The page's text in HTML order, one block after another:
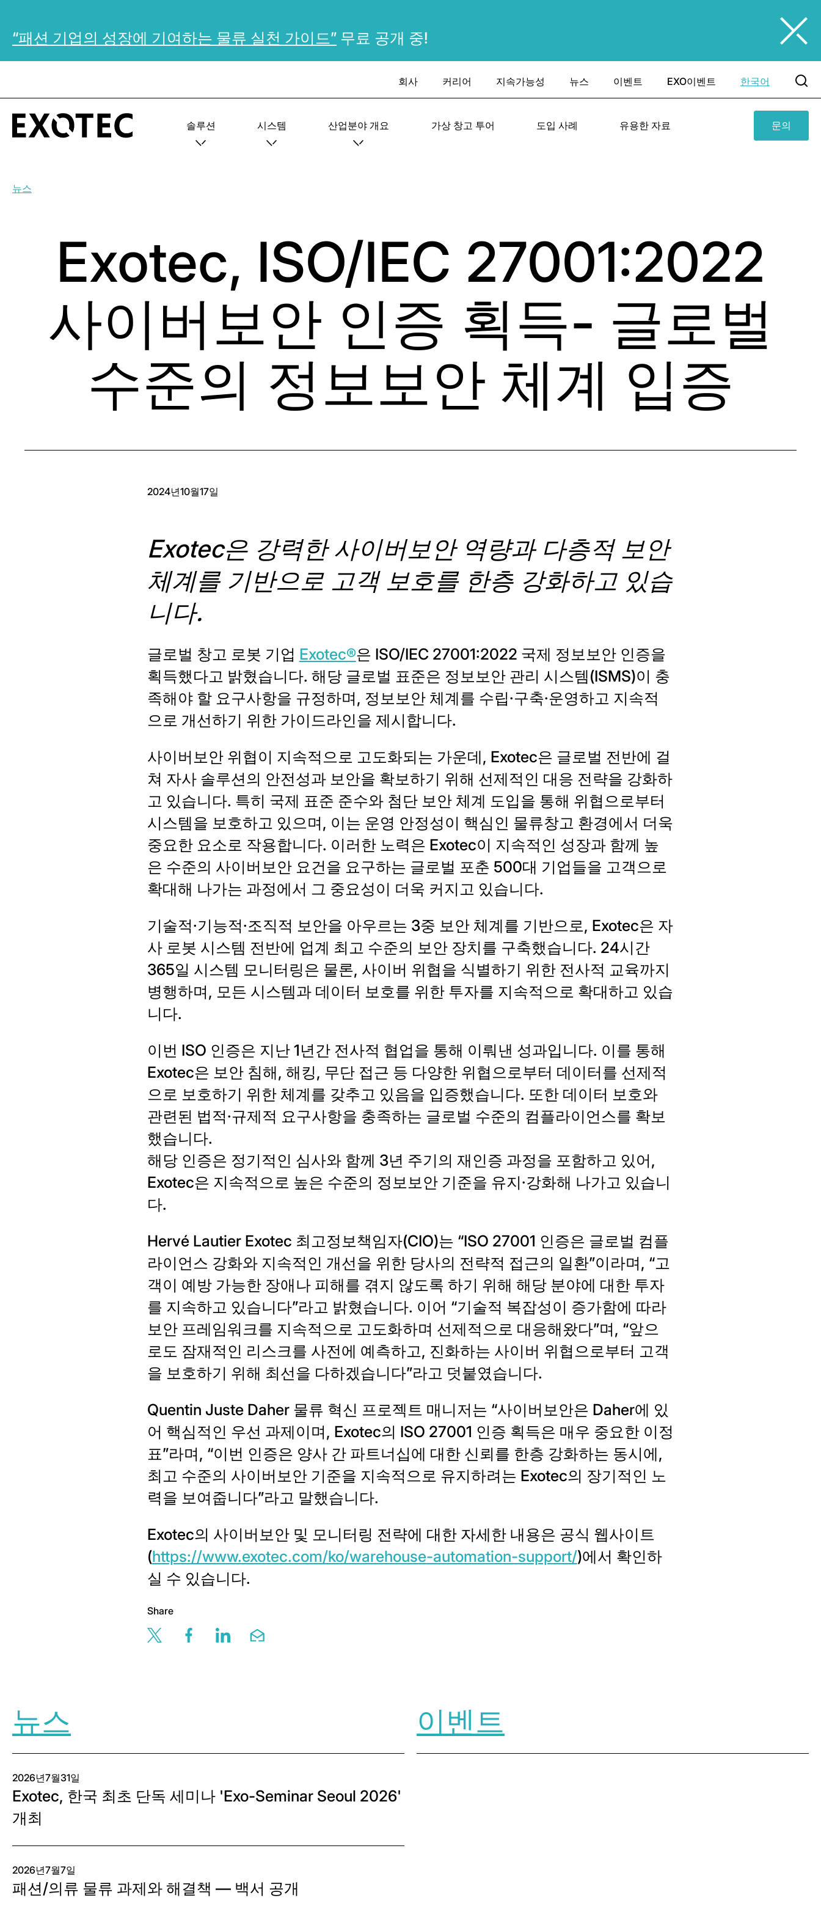
“패션 기업의 성장에 기여하는 물류 실천 가이드” 무료 공개 중!
회사 커리어 지속가능성 뉴스 이벤트 EXO이벤트 한국어
솔루션 시스템 산업분야 개요 가상 창고 투어 도입 사례 유용한 자료 문의
뉴스
Exotec, ISO/IEC 27001:2022
사이버보안 인증 획득- 글로벌
수준의 정보보안 체계 입증
2024년10월17일
Exotec은 강력한 사이버보안 역량과 다층적 보안
체계를 기반으로 고객 보호를 한층 강화하고 있습
니다.
글로벌 창고 로봇 기업 Exotec®은 ISO/IEC 27001:2022 국제 정보보안 인증을
획득했다고 밝혔습니다. 해당 글로벌 표준은 정보보안 관리 시스템(ISMS)이 충
족해야 할 요구사항을 규정하며, 정보보안 체계를 수립·구축·운영하고 지속적
으로 개선하기 위한 가이드라인을 제시합니다.
사이버보안 위협이 지속적으로 고도화되는 가운데, Exotec은 글로벌 전반에 걸
쳐 자사 솔루션의 안전성과 보안을 확보하기 위해 선제적인 대응 전략을 강화하
고 있습니다. 특히 국제 표준 준수와 첨단 보안 체계 도입을 통해 위협으로부터
시스템을 보호하고 있으며, 이는 운영 안정성이 핵심인 물류창고 환경에서 더욱
중요한 요소로 작용합니다. 이러한 노력은 Exotec이 지속적인 성장과 함께 높
은 수준의 사이버보안 요건을 요구하는 글로벌 포춘 500대 기업들을 고객으로
확대해 나가는 과정에서 그 중요성이 더욱 커지고 있습니다.
기술적·기능적·조직적 보안을 아우르는 3중 보안 체계를 기반으로, Exotec은 자
사 로봇 시스템 전반에 업계 최고 수준의 보안 장치를 구축했습니다. 24시간
365일 시스템 모니터링은 물론, 사이버 위협을 식별하기 위한 전사적 교육까지
병행하며, 모든 시스템과 데이터 보호를 위한 투자를 지속적으로 확대하고 있습
니다.
이번 ISO 인증은 지난 1년간 전사적 협업을 통해 이뤄낸 성과입니다. 이를 통해
Exotec은 보안 침해, 해킹, 무단 접근 등 다양한 위협으로부터 데이터를 선제적
으로 보호하기 위한 체계를 갖추고 있음을 입증했습니다. 또한 데이터 보호와
관련된 법적·규제적 요구사항을 충족하는 글로벌 수준의 컴플라이언스를 확보
했습니다.
해당 인증은 정기적인 심사와 함께 3년 주기의 재인증 과정을 포함하고 있어,
Exotec은 지속적으로 높은 수준의 정보보안 기준을 유지·강화해 나가고 있습니
다.
Hervé Lautier Exotec 최고정보책임자(CIO)는 “ISO 27001 인증은 글로벌 컴플
라이언스 강화와 지속적인 개선을 위한 당사의 전략적 접근의 일환”이라며, “고
객이 예방 가능한 장애나 피해를 겪지 않도록 하기 위해 해당 분야에 대한 투자
를 지속하고 있습니다”라고 밝혔습니다. 이어 “기술적 복잡성이 증가함에 따라
보안 프레임워크를 지속적으로 고도화하며 선제적으로 대응해왔다”며, “앞으
로도 잠재적인 리스크를 사전에 예측하고, 진화하는 사이버 위협으로부터 고객
을 보호하기 위해 최선을 다하겠습니다”라고 덧붙였습니다.
Quentin Juste Daher 물류 혁신 프로젝트 매니저는 “사이버보안은 Daher에 있
어 핵심적인 우선 과제이며, Exotec의 ISO 27001 인증 획득은 매우 중요한 이정
표”라며, “이번 인증은 양사 간 파트너십에 대한 신뢰를 한층 강화하는 동시에,
최고 수준의 사이버보안 기준을 지속적으로 유지하려는 Exotec의 장기적인 노
력을 보여줍니다”라고 말했습니다.
Exotec의 사이버보안 및 모니터링 전략에 대한 자세한 내용은 공식 웹사이트
(https://www.exotec.com/ko/warehouse-automation-support/)에서 확인하
실 수 있습니다.
Share
Share this page via twitter
Share this page via facebook
Share this page via linkedin
Share this page via email
뉴스
2026년7월31일
Exotec, 한국 최초 단독 세미나 'Exo-Seminar Seoul 2026'
개최
2026년7월7일
패션/의류 물류 과제와 해결책 — 백서 공개
이벤트